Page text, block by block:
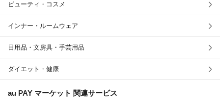
ビューティ・コスメ
インナー・ルームウェア
日用品・文房具・手芸用品
ダイエット・健康
au PAY マーケット 関連サービス